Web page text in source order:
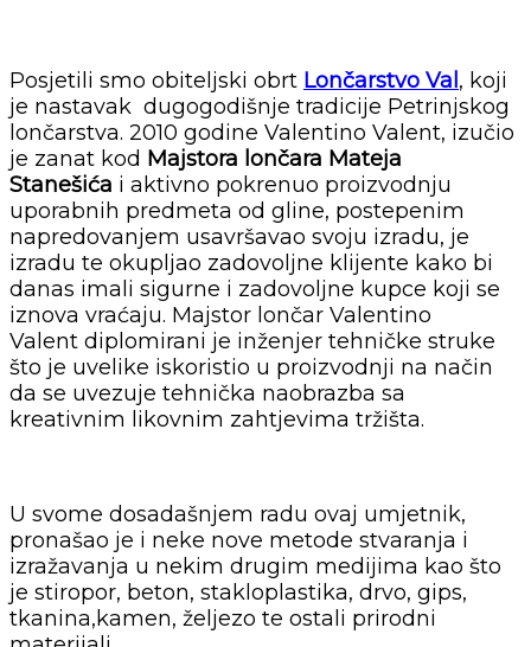
Posjetili smo obiteljski obrt Lončarstvo Val , koji
je nastavak dugogodišnje tradicije Petrinjskog
lončarstva. 2010 godine Valentino Valent, izučio
je zanat kod Majstora lončara Mateja
Stanešića i aktivno pokrenuo proizvodnju
uporabnih predmeta od gline, postepenim
napredovanjem usavršavao svoju izradu, je
izradu te okupljao zadovoljne klijente kako bi
danas imali sigurne i zadovoljne kupce koji se
iznova vraćaju. Majstor lončar Valentino
Valent diplomirani je inženjer tehničke struke
što je uvelike iskoristio u proizvodnji na način
da se uvezuje tehnička naobrazba sa
kreativnim likovnim zahtjevima tržišta.
U svome dosadašnjem radu ovaj umjetnik,
pronašao je i neke nove metode stvaranja i
izražavanja u nekim drugim medijima kao što
je stiropor, beton, stakloplastika, drvo, gips,
tkanina,kamen, željezo te ostali prirodni